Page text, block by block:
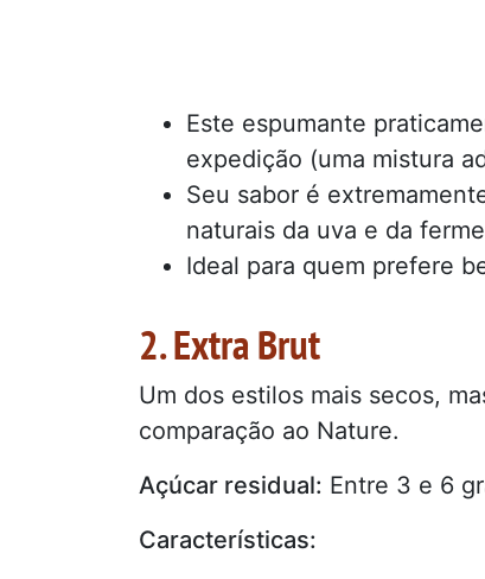
Este espumante
expedição (uma mistura
Seu sabor é
naturais da uva e da
Ideal para quem prefere
2. Extra Brut
Um dos estilos mais secos,
comparação ao Nature.
Açúcar residual: Entre 3 e 6
Características: